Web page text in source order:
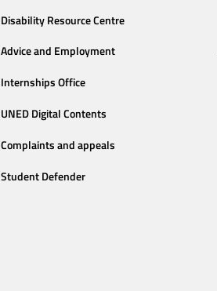
Disability Resource Centre
Advice and Employment
Internships Office
UNED Digital Contents
Complaints and appeals
Student Defender